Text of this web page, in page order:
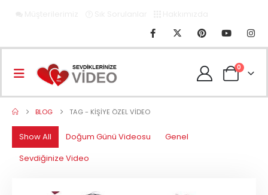
0
BLOG TAG - KIŞIYE ÖZEL VIDEO
Show All Doğum Günü Videosu
Genel
Sevdiğinize Video